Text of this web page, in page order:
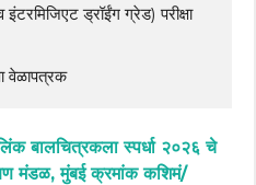
वेळापत्रक
बालचित्रकला स्पर्धा २०२६ चे
मंडळ, मुंबई क्रमांक कशिमं/